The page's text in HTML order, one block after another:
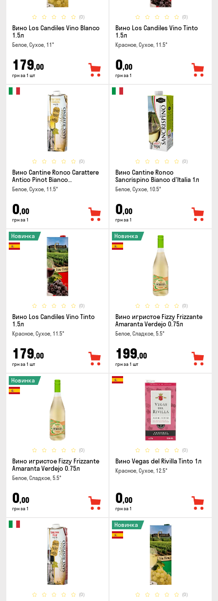
(0)
Вино Los Candiles Vino Blanco
1.5л
Белое, Сухое, 11°
179,00
грн за 1 шт
(0)
Вино Los Candiles Vino Tinto
1.5л
Красное, Сухое, 11.5°
0,00
грн за 1
(0)
Вино Cantine Ronco Carattere
Antico Pinot Bianco
Chardonnay Rubicone IGT 1л
Белое, Сухое, 11.5°
0,00
грн за 1
(0)
Вино Cantine Ronco
Sancrispino Bianco d'Italia 1л
Белое, Сухое, 10.5°
0,00
грн за 1
(0)
Новинка
Вино Los Candiles Vino Tinto
1.5л
Красное, Сухое, 11.5°
179,00
грн за 1 шт
(0)
Новинка
Вино игристое Fizzy Frizzante
Amaranta Verdejo 0.75л
Белое, Сладкое, 5.5°
199,00
грн за 1 шт
(0)
Новинка
Вино игристое Fizzy Frizzante
Amaranta Verdejo 0.75л
Белое, Сладкое, 5.5°
0,00
грн за 1
(0)
Вино Vegas del Rivilla Tinto 1л
Красное, Сухое, 12.5°
0,00
грн за 1
(0) (0)
Новинка